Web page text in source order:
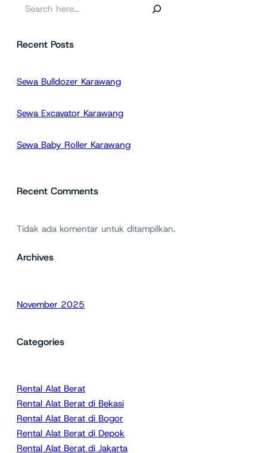
iRecent Posts
Sewa Bulldozer Karawang
Sewa Excavator Karawang
Sewa Baby Roller Karawang
Recent Comments
Tidak ada komentar untuk ditampilkan.
Archives
November 2025
Categories
Rental Alat Berat
Rental Alat Berat di Bekasi
Rental Alat Berat di Bogor
Rental Alat Berat di Depok
Rental Alat Berat di Jakarta